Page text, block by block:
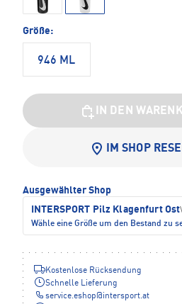
Größe:
946 ML
IN DEN
IM SHOP
Ausgewählter Shop
INTERSPORT Pilz Klagenfurt Ost
Wähle eine Größe um den Bestand zu
Kostenlose Rücksendung
Schnelle Lieferung
service.eshop@ intersport.at